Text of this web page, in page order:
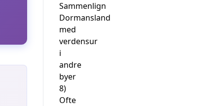
Sammenlign
Dormansland
med
verdensur
i
andre
byer
8)
Ofte